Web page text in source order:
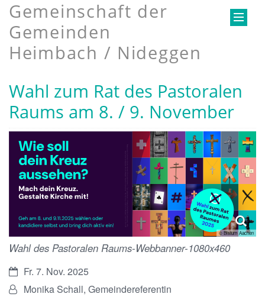
Gemeinschaft der
Gemeinden
Heimbach / Nideggen
Wahl zum Rat des Pastoralen
Raums am 8. / 9. November
© Bistum Aachen
Wahl des Pastoralen Raums-Webbanner-1080x460
Datum:Fr. 7. Nov. 2025
Von:Monika Schall, Gemeindereferentin